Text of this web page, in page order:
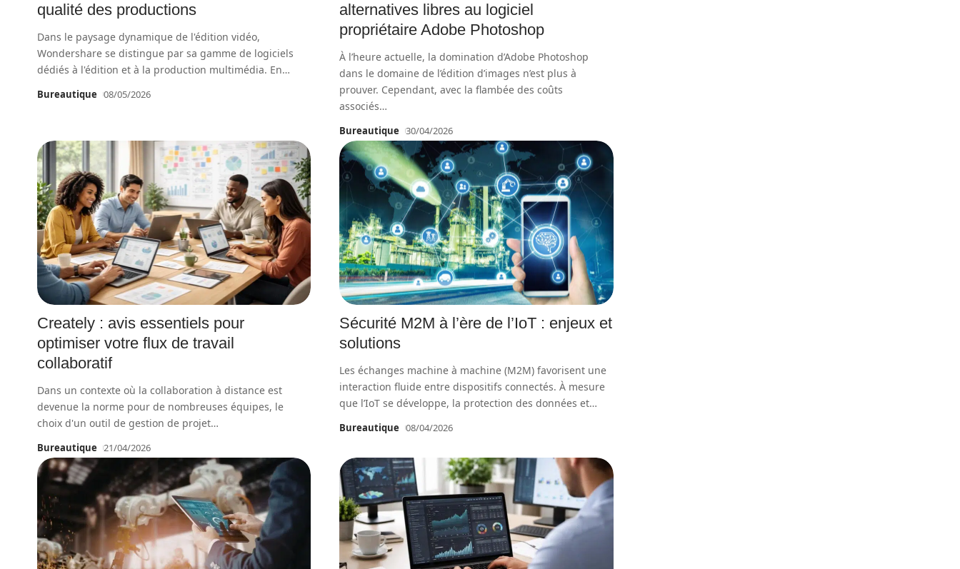
qualité des productions
Dans le paysage dynamique de l'édition vidéo,
Wondershare se distingue par sa gamme de logiciels
dédiés à l'édition et à la production multimédia. En…
Bureautique 08/05/2026
alternatives libres au logiciel
propriétaire Adobe Photoshop
À l’heure actuelle, la domination d’Adobe Photoshop
dans le domaine de l’édition d’images n’est plus à
prouver. Cependant, avec la flambée des coûts
associés…
Bureautique 30/04/2026
Creately : avis essentiels pour
optimiser votre flux de travail
collaboratif
Dans un contexte où la collaboration à distance est
devenue la norme pour de nombreuses équipes, le
choix d'un outil de gestion de projet…
Bureautique 21/04/2026
Sécurité M2M à l’ère de l’IoT : enjeux et
solutions
Les échanges machine à machine (M2M) favorisent une
interaction fluide entre dispositifs connectés. À mesure
que l’IoT se développe, la protection des données et…
Bureautique 08/04/2026